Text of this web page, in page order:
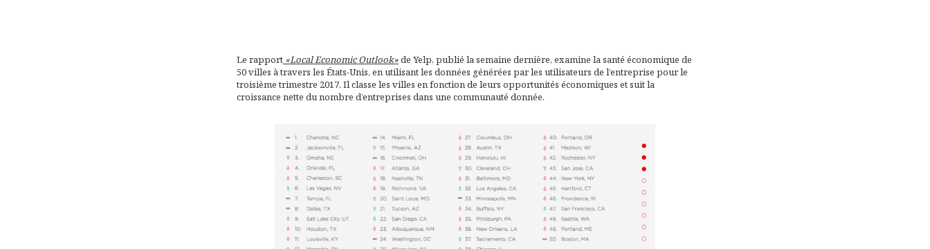
Le rapport «Local Economic Outlook»de Yelp, publié la semaine dernière, examine la santé économique de
50 villes à travers les États-Unis, en utilisant les données générées par les utilisateurs de l’entreprise pour le
troisième trimestre 2017. Il classe les villes en fonction de leurs opportunités économiques et suit la
croissance nette du nombre d’entreprises dans une communauté donnée.